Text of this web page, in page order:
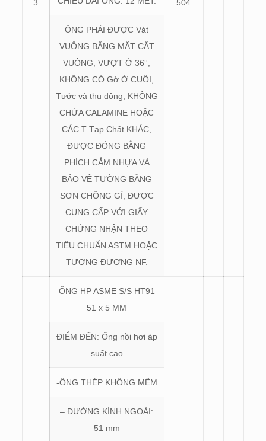
3 504
ỐNG PHẢI ĐƯỢC Vát
VUÔNG BẰNG MẶT CẮT
VUÔNG, VƯỢT Ở 36°,
KHÔNG CÓ Gờ Ở CUỐI,
Tước và thụ động, KHÔNG
CHỨA CALAMINE HOẶC
CÁC T Tạp Chất KHÁC,
ĐƯỢC ĐÓNG BẰNG
PHÍCH CẮM NHỰA VÀ
BẢO VỆ TƯỜNG BẰNG
SƠN CHỐNG GỈ, ĐƯỢC
CUNG CẤP VỚI GIẤY
CHỨNG NHẬN THEO
TIÊU CHUẨN ASTM HOẶC
TƯƠNG ĐƯƠNG NF.
ỐNG HP ASME S/S HT91
51 x 5 MM
ĐIỂM ĐẾN: Ống nồi hơi áp
suất cao
-ỐNG THÉP KHÔNG MỀM
– ĐƯỜNG KÍNH NGOÀI:
51 mm